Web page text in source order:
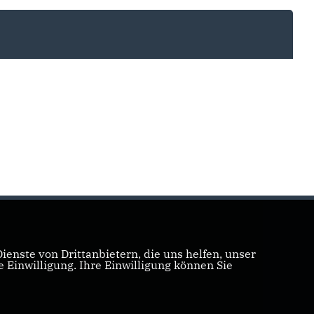
von Drittanbietern, die uns helfen, unser
Einwilligung. Ihre Einwilligung können Sie